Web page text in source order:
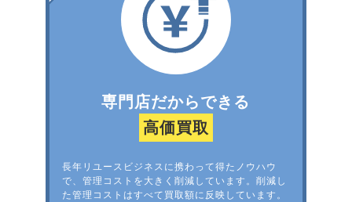
専門店だからできる
高価買取
長年リユースビジネスに携わって得たノウハウ
で、管理コストを大きく削減しています。削減し
た管理コストはすべて買取額に反映しています。